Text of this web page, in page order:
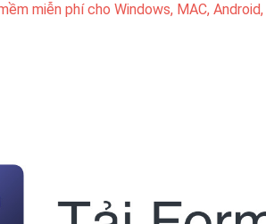
miễn phí cho Windows, MAC,